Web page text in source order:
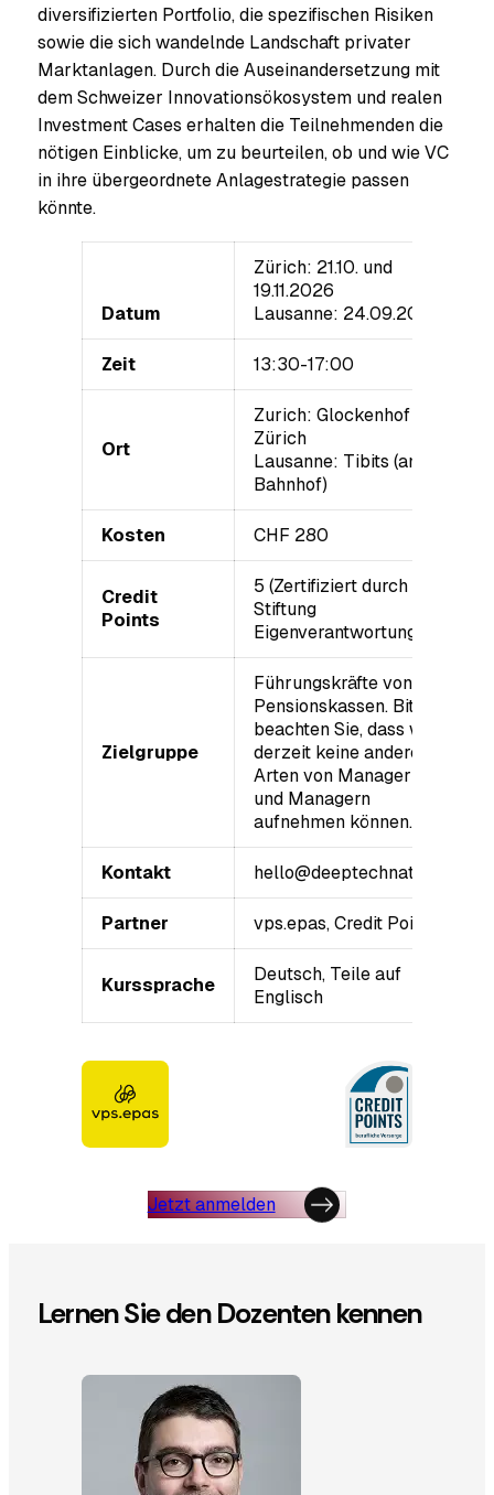
diversifizierten Portfolio, die spezifischen Risiken
sowie die sich wandelnde Landschaft privater
Marktanlagen. Durch die Auseinandersetzung mit
dem Schweizer Innovationsökosystem und realen
Investment Cases erhalten die Teilnehmenden die
nötigen Einblicke, um zu beurteilen, ob und wie VC
in ihre übergeordnete Anlagestrategie passen
könnte.
Datum
Zürich: 21.10. und
19.11.2026
Lausanne: 24.09.2026
Zeit 13:30-17:00
Ort
Zurich: Glockenhof
Zürich
Lausanne: Tibits (am
Bahnhof)
Kosten CHF 280
Credit
Points
5 (Zertifiziert durch die
Stiftung
Eigenverantwortung)
Zielgruppe
Führungskräfte von
Pensionskassen. Bitte
beachten Sie, dass wir
derzeit keine anderen
Arten von Managerinnen
und Managern
aufnehmen können.
Kontakt hello@deeptechnation.ch
Partner vps.epas, Credit Points
Kurssprache
Deutsch, Teile auf
Englisch
Jetzt anmelden
Lernen Sie den Dozenten kennen